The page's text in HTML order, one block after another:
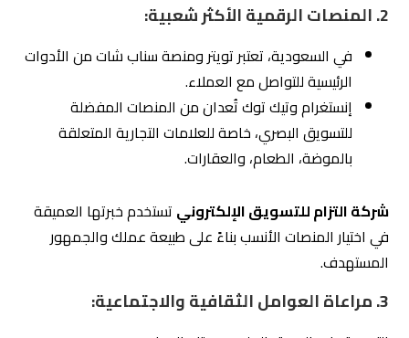
4.2أمثلة على استراتيجيات تسويق ناجحة في
في السعودية، تُعد المناسبات مثل اليوم الوطني ورمضان
فرصًا مثالية للترويج.
العديد من الشركات نجحت في جذب العملاء من خلال
مثال من شركة التزام:
إطلاق حملة تسويقية لعروض رمضان تضمنت محتوى مرئي
مبتكر على سناب شات وإنستغرام، مما زاد من التفاعل بنسبة